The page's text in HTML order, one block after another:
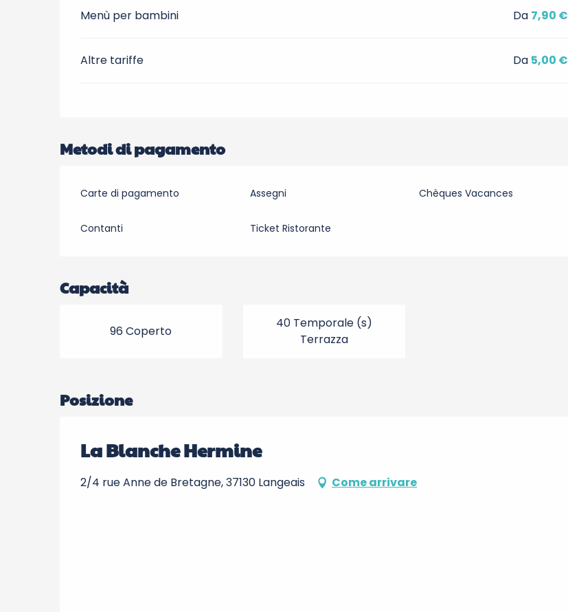
Menù per bambini Da 7,90 €
Altre tariffe Da 5,00 €
Metodi di pagamento
Carte di pagamento Assegni Chèques Vacances
Contanti Ticket Ristorante
Capacità
96 Coperto
40 Temporale (s)
Terrazza
Posizione
La Blanche Hermine
2/4 rue Anne de Bretagne, 37130 Langeais Come arrivare